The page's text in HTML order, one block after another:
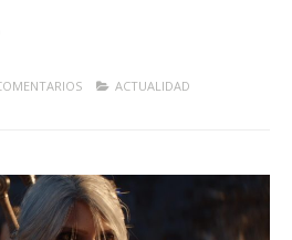
ACTUALIDAD